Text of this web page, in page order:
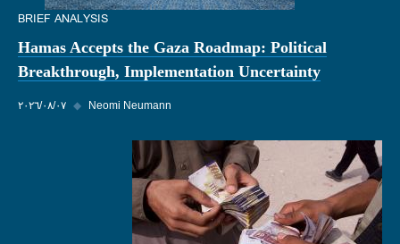
BRIEF ANALYSIS
Hamas Accepts the Gaza Roadmap: Political
Breakthrough, Implementation Uncertainty
٠٧‏/٠٨‏/٢٠٢٦ ◆ Neomi Neumann